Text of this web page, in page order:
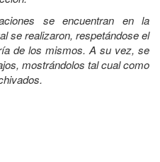
se encuentran en la
se realizaron, respetándose el
de los mismos. A su vez, se
mostrándolos tal cual como